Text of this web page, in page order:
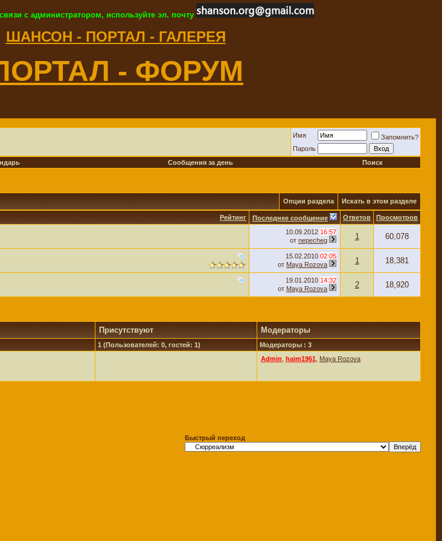
с администратором, используйте эл. почту
ШАНСОН - ПОРТАЛ - ГАЛЕРЕЯ
- ФОРУМ
Имя
Запомнить?
Пароль
Сообщения за день Поиск
Опции раздела Искать в этом разделе
Рейтинг Последнее сообщение Ответов Просмотров
10.09.2012 16:57
от nepecheg 1 60,078
15.02.2010 02:05
от Maya Rozova 1 18,381
19.01.2010 14:32
от Maya Rozova 2 18,920
Присутствуют Модераторы
1 (Пользователей: 0, гостей: 1) Модераторы : 3
Admin haim1961 Maya Rozova
Быстрый переход